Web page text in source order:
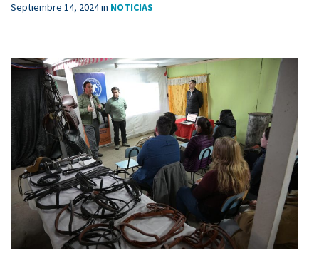
Septiembre 14, 2024in NOTICIAS